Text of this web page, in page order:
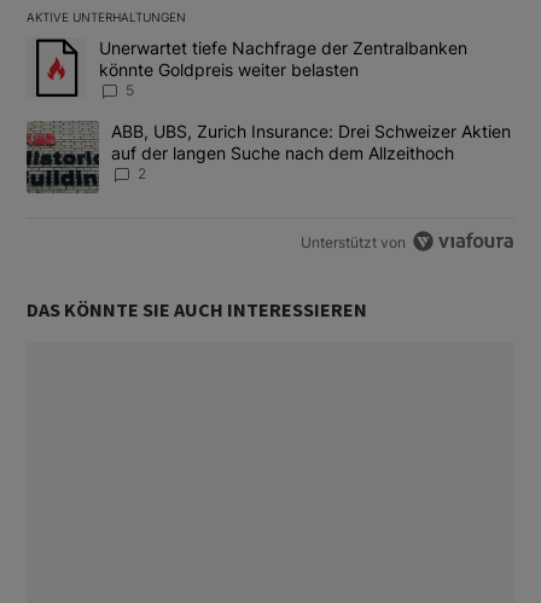
AKTIVE UNTERHALTUNGEN
Das Folgende ist eine Liste der am meisten kommentierten
Ein Trendartikel mit dem Titel "Unerwartet tiefe Nachfrage der
Unerwartet tiefe Nachfrage der Zentralbanken
könnte Goldpreis weiter belasten
5
Ein Trendartikel mit dem Titel "ABB, UBS, Zurich Insurance:
ABB, UBS, Zurich Insurance: Drei Schweizer Aktien
auf der langen Suche nach dem Allzeithoch
2
Unterstützt von
DAS KÖNNTE SIE AUCH INTERESSIEREN